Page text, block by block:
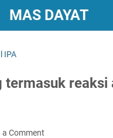
MAS DAYAT
IPA
termasuk reaksi
a Comment